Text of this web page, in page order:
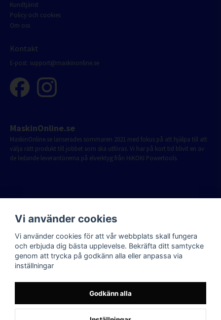
Kundtjänst
Policy och cookies
Om oss
Kontakt
E-post: support@maskinonline.se
MaskinOnline.se
MaskinOnline.se lanserades sommaren 2021 med fokus på att hjälpa till att
välja rätt produkt till jobbet som ska utföras. Vi har på kort tid blivit en av
de ledande leverantörerna på elverktyg från HiKOKI Powertools.
Vi använder cookies
Vi använder cookies för att vår webbplats skall fungera
och erbjuda dig bästa upplevelse. Bekräfta ditt samtycke
genom att trycka på godkänn alla eller anpassa via
inställningar
Godkänn alla